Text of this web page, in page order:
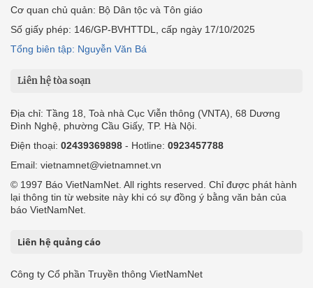
Cơ quan chủ quản: Bộ Dân tộc và Tôn giáo
Số giấy phép: 146/GP-BVHTTDL, cấp ngày 17/10/2025
Tổng biên tập: Nguyễn Văn Bá
Liên hệ tòa soạn
Địa chỉ: Tầng 18, Toà nhà Cục Viễn thông (VNTA), 68 Dương
Đình Nghệ, phường Cầu Giấy, TP. Hà Nội.
Điện thoại: 02439369898 - Hotline: 0923457788
Email: vietnamnet@vietnamnet.vn
© 1997 Báo VietNamNet. All rights reserved. Chỉ được phát hành
lại thông tin từ website này khi có sự đồng ý bằng văn bản của
báo VietNamNet.
Liên hệ quảng cáo
Công ty Cổ phần Truyền thông VietNamNet